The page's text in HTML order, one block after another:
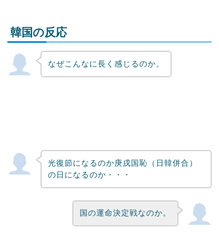
Powered by livedoor 相互RSS
韓国の反応
なぜこんなに長く感じるのか。
光復節になるのか庚戌国恥（日韓併合）
の日になるのか・・・
国の運命決定戦なのか。